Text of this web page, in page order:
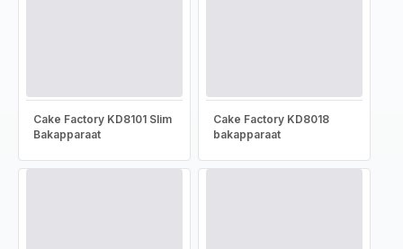
Cake Factory KD8101 Slim
Bakapparaat
Cake Factory KD8018
bakapparaat